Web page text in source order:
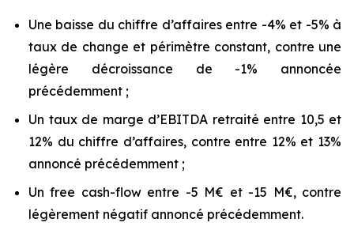
Une baisse du chiffre d’affaires entre -4% et -5% à
taux de change et périmètre constant, contre une
légère décroissance de -1% annoncée
précédemment ;
Un taux de marge d’EBITDA retraité entre 10,5 et
12% du chiffre d’affaires, contre entre 12% et 13%
annoncé précédemment ;
Un free cash-flow entre -5 M€ et -15 M€, contre
légèrement négatif annoncé précédemment.